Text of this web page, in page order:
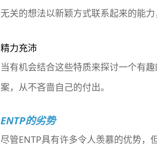
无关的想法以新颖方式联系起来的能
精力充沛
当有机会结合这些特质来探讨一个有
案，从不吝啬自己的付出。
ENTP的劣势
尽管ENTP具有许多令人羡慕的优势，